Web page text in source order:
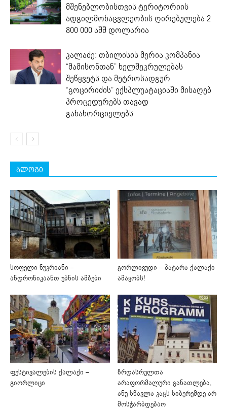
მშენებლობისთვის ტერიტორიის
ადგილმონაცვლეობის ღირებულება 2
800 000 აშშ დოლარია
კალაძე: თბილისის მერია კომპანია
“მამისონთან” ხელშეკრულებას
შეწყვეტს და მეტროსადგურ
“გოცირიძის” ექსპლუატაციაში მისაღებ
პროცედურებს თავად
განახორციელებს
ბლოგი
სოფელი ნუკრიანი –
ანდრონიკაანთ უბნის ამბები
გორლივუდი – პატარა ქალაქი
ამაყობს!
ფესტივალების ქალაქი –
გიორლიცი
ზრდასრულთა
არაფორმალური განათლება,
ანუ სწავლა კაცს სიბერემდე არ
მოსჭარბდებაო